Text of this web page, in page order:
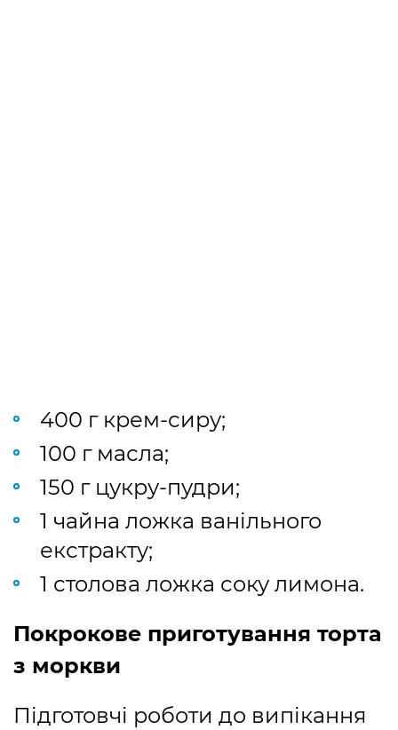
400 г крем-сиру;
100 г масла;
150 г цукру-пудри;
1 чайна ложка ванільного
екстракту;
1 столова ложка соку лимона.
Покрокове приготування торта
з моркви
Підготовчі роботи до випікання